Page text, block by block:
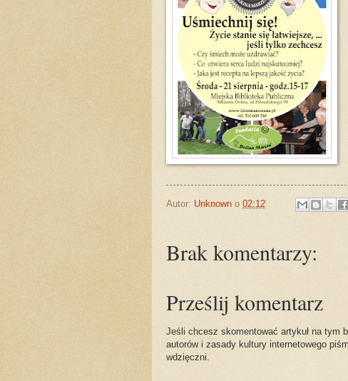
Autor: Unknown o 02:12
Brak komentarzy:
Prześlij komentarz
Jeśli chcesz skomentować artykuł na tym
autorów i zasady kultury internetowego
wdzięczni.